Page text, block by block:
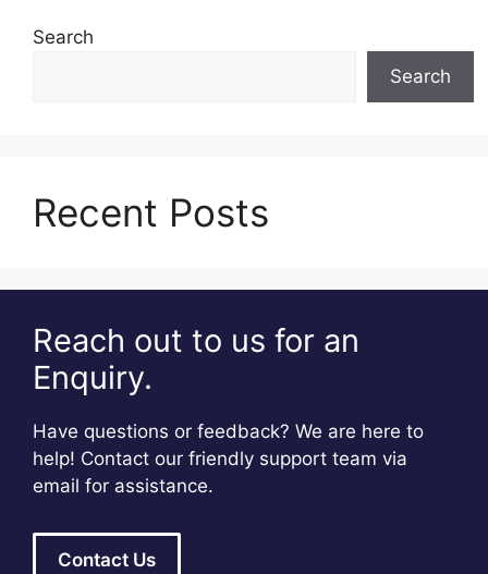
Search
Search
Recent Posts
Reach out to us for an
Enquiry.
Have questions or feedback? We are here to
help! Contact our friendly support team via
email for assistance.
Contact Us